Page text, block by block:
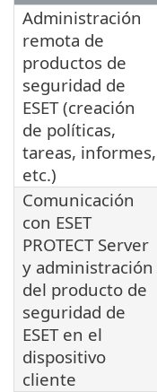
Administración
remota de
productos de
seguridad de
ESET (creación
de políticas,
tareas, informes,
etc.)
Comunicación
con ESET
PROTECT Server
y administración
del producto de
seguridad de
ESET en el
dispositivo
cliente